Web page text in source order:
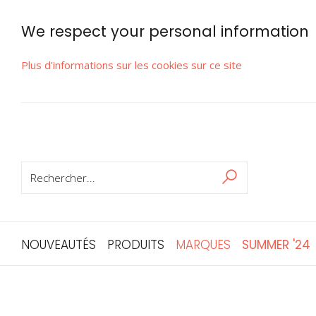
We respect your personal information
Plus d'informations sur les cookies sur ce site
Rechercher
RECHERCHER
NOUVEAUTÉS PRODUITS MARQUES SUMMER '24